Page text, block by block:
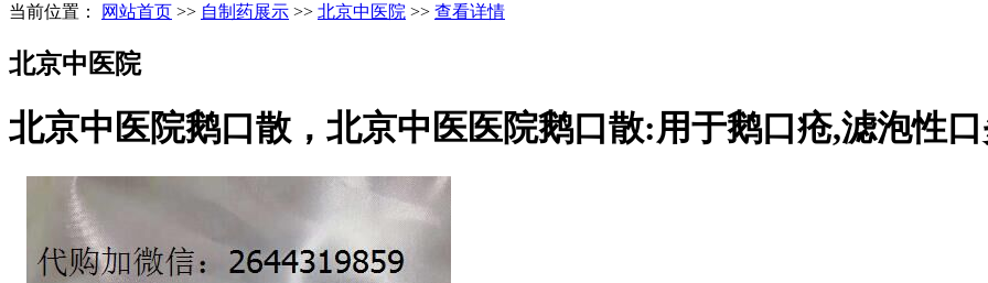
当前位置：
网站首页 >> 自制药展示 >> 北京中医院 >> 查看详情
北京中医院
北京中医院鹅口散，北京中医医院鹅口散:用于鹅口疮,滤泡性